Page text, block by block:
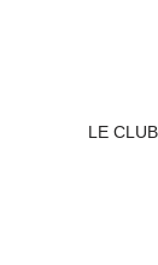
LE CLUB